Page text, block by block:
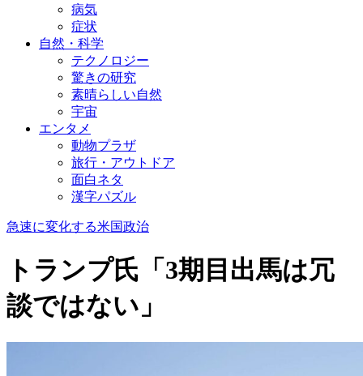
病気
症状
自然・科学
テクノロジー
驚きの研究
素晴らしい自然
宇宙
エンタメ
動物プラザ
旅行・アウトドア
面白ネタ
漢字パズル
急速に変化する米国政治
トランプ氏「3期目出馬は冗
談ではない」